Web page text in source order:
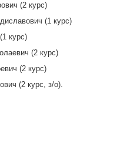
(2 курс)
(1 курс)
курс)
(2 курс)
(2 курс)
(2 курс, з/о).